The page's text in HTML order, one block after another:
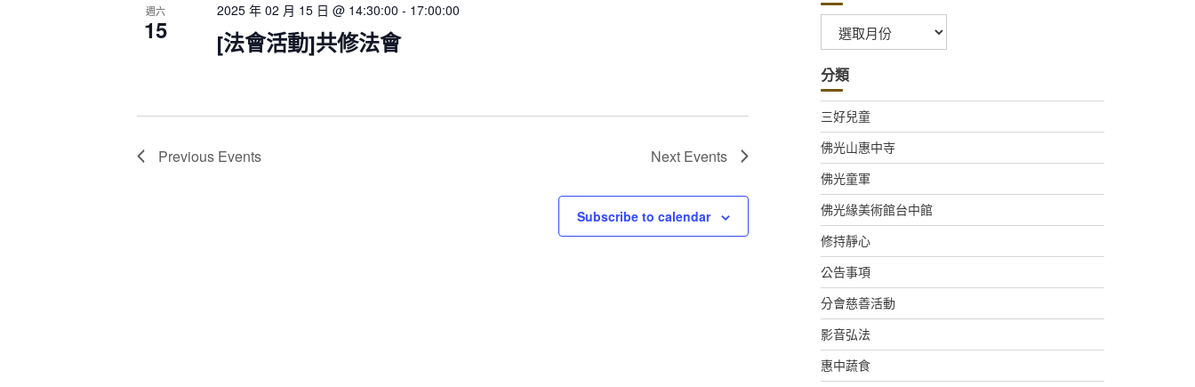
週六
15 [法會活動]共修法會
2025 年 02 月 15 日 @ 14:30:00 - 17:00:00
Previous Events Next Events
Subscribe to calendar
整
分類
三好兒童
佛光山惠中寺
佛光童軍
佛光緣美術館台中館
修持靜心
公告事項
分會慈善活動
影音弘法
惠中蔬食